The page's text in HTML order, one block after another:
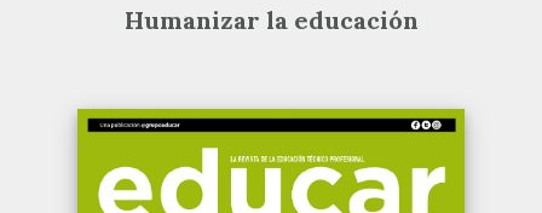
Humanizar la educación